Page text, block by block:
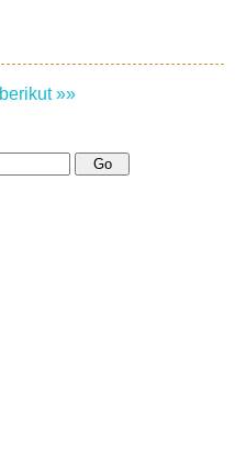
berikut »»